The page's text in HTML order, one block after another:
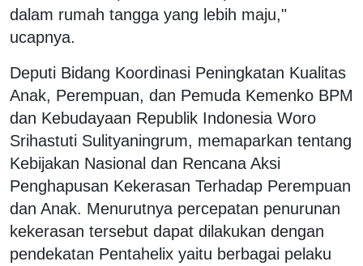
dalam rumah tangga yang lebih maju,"
ucapnya.
Deputi Bidang Koordinasi Peningkatan Kualitas
Anak, Perempuan, dan Pemuda Kemenko BPM
dan Kebudayaan Republik Indonesia Woro
Srihastuti Sulityaningrum, memaparkan tentang
Kebijakan Nasional dan Rencana Aksi
Penghapusan Kekerasan Terhadap Perempuan
dan Anak. Menurutnya percepatan penurunan
kekerasan tersebut dapat dilakukan dengan
pendekatan Pentahelix yaitu berbagai pelaku